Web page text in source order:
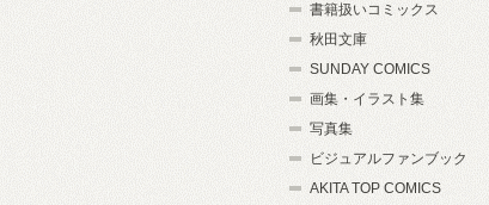
書籍扱いコミックス
秋田文庫
SUNDAY COMICS
画集・イラスト集
写真集
ビジュアルファンブック
AKITA TOP COMICS